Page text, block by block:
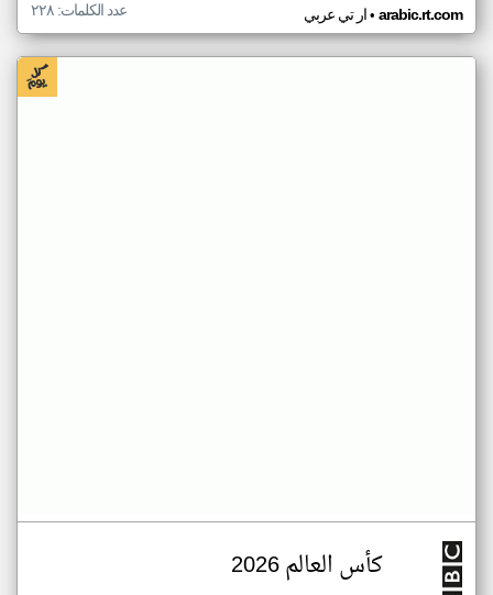
ار تي عربي• arabic.rt.com عدد الكلمات: ٢٢٨
كأس العالم 2026